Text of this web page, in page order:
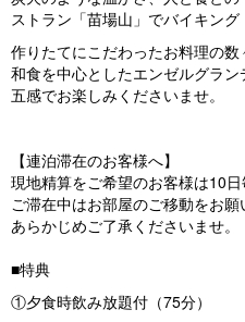
ストラン「苗場山」でバイキング
作りたてにこだわったお料理の数
和食を中心としたエンゼルグラ
五感でお楽しみくださいませ。
【連泊滞在のお客様へ】
現地精算をご希望のお客様は10
ご滞在中はお部屋のご移動をお
あらかじめご了承くださいませ。
■特典
①夕食時飲み放題付（75分）